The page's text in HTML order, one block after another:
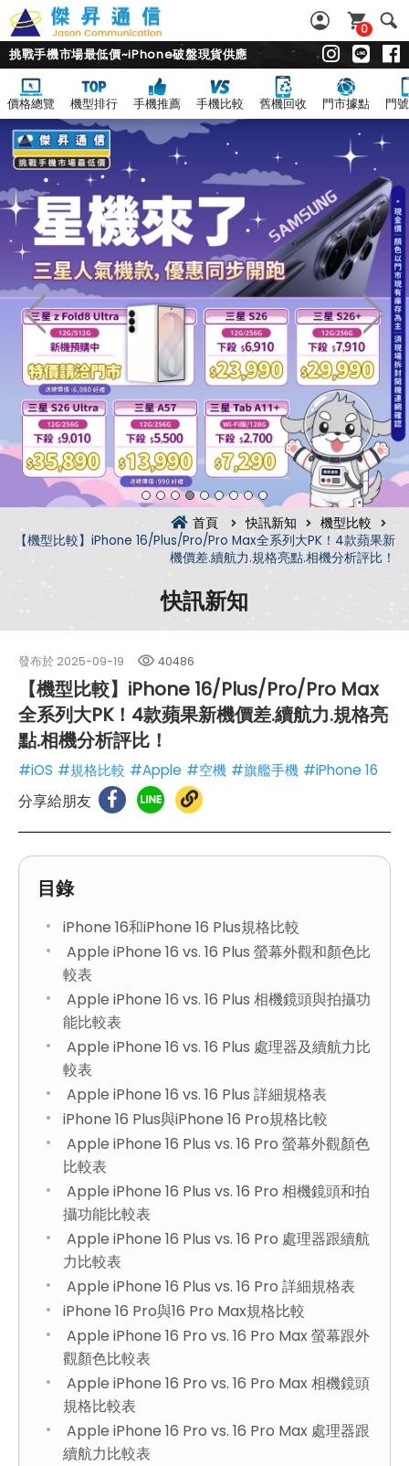
0
挑戰手機市場最低價~iPhone破盤現貨供應
價格總覽 機型排行 手機推薦 手機比較 舊機回收 門市據點 門
首頁 快訊新知
機型比較
【機型比較】iPhone 16/Plus/Pro/Pro Max全系列大PK！4款蘋果新
機價差.續航力.規格亮點.相機分析評比！
快訊新知
發布於 2025-09-19 40486
【機型比較】iPhone 16/Plus/Pro/Pro Max
全系列大PK！4款蘋果新機價差.續航力.規格亮
點.相機分析評比！
#iOS #規格比較 #Apple #空機 #旗艦手機 #iPhone 16
分享給朋友
目錄
iPhone 16和iPhone 16 Plus規格比較
Apple iPhone 16 vs. 16 Plus 螢幕外觀和顏色比
較表
Apple iPhone 16 vs. 16 Plus 相機鏡頭與拍攝功
能比較表
Apple iPhone 16 vs. 16 Plus 處理器及續航力比
較表
Apple iPhone 16 vs. 16 Plus 詳細規格表
iPhone 16 Plus與iPhone 16 Pro規格比較
Apple iPhone 16 Plus vs. 16 Pro 螢幕外觀顏色
比較表
Apple iPhone 16 Plus vs. 16 Pro 相機鏡頭和拍
攝功能比較表
Apple iPhone 16 Plus vs. 16 Pro 處理器跟續航
力比較表
Apple iPhone 16 Plus vs. 16 Pro 詳細規格表
iPhone 16 Pro與16 Pro Max規格比較
Apple iPhone 16 Pro vs. 16 Pro Max 螢幕跟外
觀顏色比較表
Apple iPhone 16 Pro vs. 16 Pro Max 相機鏡頭
規格比較表
Apple iPhone 16 Pro vs. 16 Pro Max 處理器跟
續航力比較表